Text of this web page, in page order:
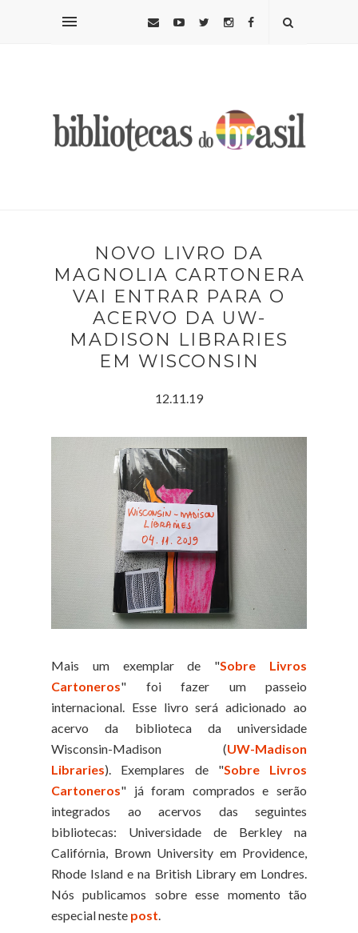
NOVO LIVRO DA
MAGNOLIA CARTONERA
VAI ENTRAR PARA O
ACERVO DA UW-
MADISON LIBRARIES
EM WISCONSIN
12.11.19
Mais um exemplar de "Sobre Livros
Cartoneros" foi fazer um passeio
internacional. Esse livro será adicionado ao
acervo da biblioteca da universidade
Wisconsin-Madison (UW-Madison
Libraries). Exemplares de "Sobre Livros
Cartoneros" já foram comprados e serão
integrados ao acervos das seguintes
bibliotecas: Universidade de Berkley na
Califórnia, Brown University em Providence,
Rhode Island e na British Library em Londres.
Nós publicamos sobre esse momento tão
especial neste post.